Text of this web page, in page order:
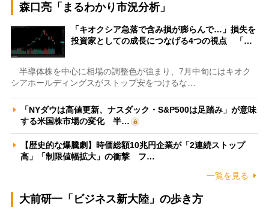
森口亮「まるわかり市況分析」
「キオクシア急落で含み損が膨らんで…」損失を
投資家としての成長につなげる4つの視点 「…
半導体株を中心に相場の調整色が強まり、7月中旬にはキオク
シアホールディングスがストップ安をつけるな…
「NYダウは高値更新、ナスダック・S&P500は足踏み」が意味
する米国株市場の変化 半…
【歴史的な爆騰劇】時価総額10兆円企業が「2連続ストップ
高」「制限値幅拡大」の衝撃 フ…
一覧を見る
大前研一「ビジネス新大陸」の歩き方